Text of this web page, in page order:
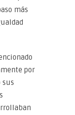
más
por
sus